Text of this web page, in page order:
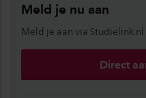
Meld je nu aan
Meld je aan via Studielink.nl
Direct